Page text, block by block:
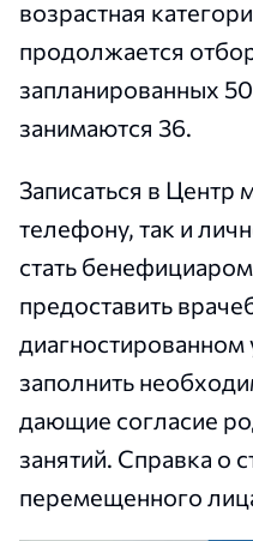
возрастная
продолжается
запланированных
занимаются 36.
Записаться в Центр
телефону, так и
стать
предоставить
диагностированном
заполнить
дающие согласие
занятий. Справка о
перемещенного